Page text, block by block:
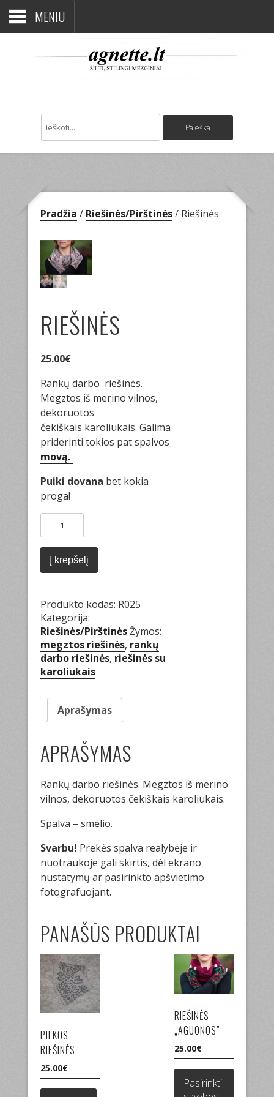
MENIU
Pradžia / Riešinės/Pirštinės/ Riešinės
RIEŠINĖS
25.00€
Rankų darbo riešinės.
Megztos iš merino vilnos,
dekoruotos
čekiškais karoliukais. Galima
priderinti tokios pat spalvos
movą.
Puiki dovana bet kokia
proga!
kiekis:
Riešinės
Į krepšelį
Produkto kodas: R025
Kategorija:
Riešinės/PirštinėsŽymos:
megztos riešinės, rankų
darbo riešinės, riešinės su
karoliukais
Aprašymas
APRAŠYMAS
Rankų darbo riešinės. Megztos iš merino
vilnos, dekoruotos čekiškais karoliukais.
Spalva – smėlio.
Svarbu! Prekės spalva realybėje ir
nuotraukoje gali skirtis, dėl ekrano
nustatymų ar pasirinkto apšvietimo
fotografuojant.
PANAŠŪS PRODUKTAI
PILKOS
RIEŠINĖS
25.00€
RIEŠINĖS
„AGUONOS”
25.00€
Pasirinkti